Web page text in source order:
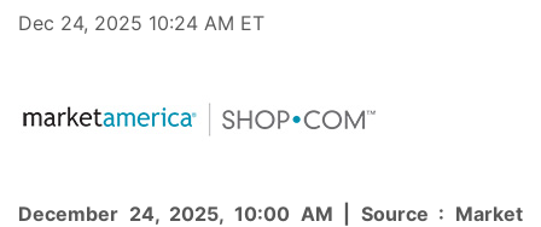
Dec 24, 2025 10:24 AM ET
December 24, 2025, 10:00 AM | Source : Market